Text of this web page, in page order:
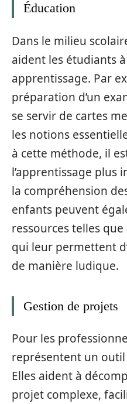
Éducation
Dans le milieu
aident les étudiants
apprentissage. Par
préparation d’un
se servir de cartes
les notions
à cette méthode, il
l’apprentissage plus
la compréhension
enfants peuvent
ressources telles que
qui leur permettent
de manière ludique.
Gestion de projets
Pour les
représentent un outil
Elles aident à
projet complexe,